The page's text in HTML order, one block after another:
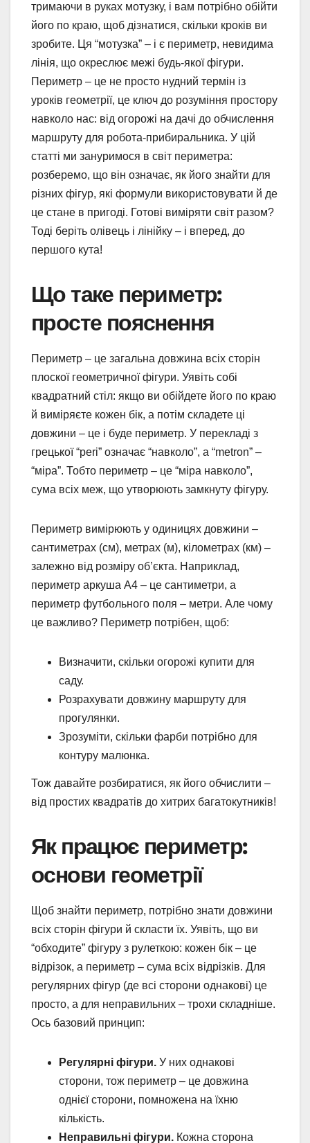
тримаючи в руках мотузку, і вам потрібно обійти
його по краю, щоб дізнатися, скільки кроків ви
зробите. Ця “мотузка” – і є периметр, невидима
лінія, що окреслює межі будь-якої фігури.
Периметр – це не просто нудний термін із
уроків геометрії, це ключ до розуміння простору
навколо нас: від огорожі на дачі до обчислення
маршруту для робота-прибиральника. У цій
статті ми зануримося в світ периметра:
розберемо, що він означає, як його знайти для
різних фігур, які формули використовувати й де
це стане в пригоді. Готові виміряти світ разом?
Тоді беріть олівець і лінійку – і вперед, до
першого кута!
Що таке периметр:
просте пояснення
Периметр – це загальна довжина всіх сторін
плоскої геометричної фігури. Уявіть собі
квадратний стіл: якщо ви обійдете його по краю
й виміряєте кожен бік, а потім складете ці
довжини – це і буде периметр. У перекладі з
грецької “peri” означає “навколо”, а “metron” –
“міра”. Тобто периметр – це “міра навколо”,
сума всіх меж, що утворюють замкнуту фігуру.
Периметр вимірюють у одиницях довжини –
сантиметрах (см), метрах (м), кілометрах (км) –
залежно від розміру об’єкта. Наприклад,
периметр аркуша А4 – це сантиметри, а
периметр футбольного поля – метри. Але чому
це важливо? Периметр потрібен, щоб:
Визначити, скільки огорожі купити для
саду.
Розрахувати довжину маршруту для
прогулянки.
Зрозуміти, скільки фарби потрібно для
контуру малюнка.
Тож давайте розбиратися, як його обчислити –
від простих квадратів до хитрих багатокутників!
Як працює периметр:
основи геометрії
Щоб знайти периметр, потрібно знати довжини
всіх сторін фігури й скласти їх. Уявіть, що ви
“обходите” фігуру з рулеткою: кожен бік – це
відрізок, а периметр – сума всіх відрізків. Для
регулярних фігур (де всі сторони однакові) це
просто, а для неправильних – трохи складніше.
Ось базовий принцип:
Регулярні фігури. У них однакові
сторони, тож периметр – це довжина
однієї сторони, помножена на їхню
кількість.
Неправильні фігури. Кожна сторона